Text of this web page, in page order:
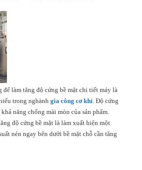
làm tăng độ cứng bề mặt chi tiết máy là
trong nghành gia công cơ khí. Độ cứng
năng chống mài mòn của sản phẩm.
độ cứng bề mặt là làm xuất hiện một
nén ngay bên dưới bề mặt chỗ cần tăng